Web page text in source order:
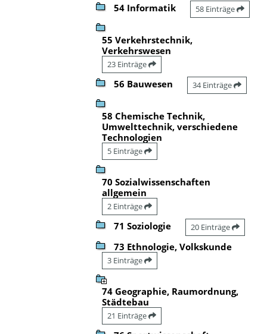
54 Informatik 58 Einträge
55 Verkehrstechnik,
Verkehrswesen
23 Einträge
56 Bauwesen 34 Einträge
58 Chemische Technik,
Umwelttechnik, verschiedene
Technologien
5 Einträge
70 Sozialwissenschaften
allgemein
2 Einträge
71 Soziologie 20 Einträge
73 Ethnologie, Volkskunde
3 Einträge
74 Geographie, Raumordnung,
Städtebau
21 Einträge